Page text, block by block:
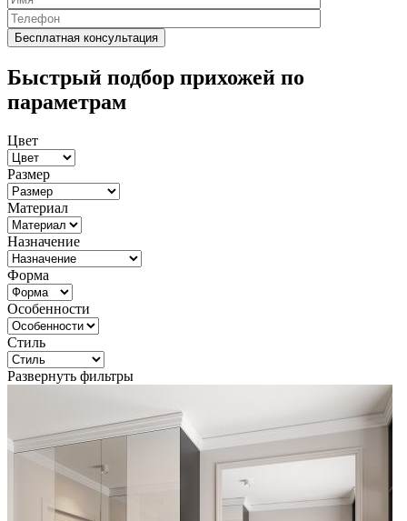
Быстрый подбор прихожей по
параметрам
Цвет
Размер
Материал
Назначение
Форма
Особенности
Стиль
Развернуть фильтры